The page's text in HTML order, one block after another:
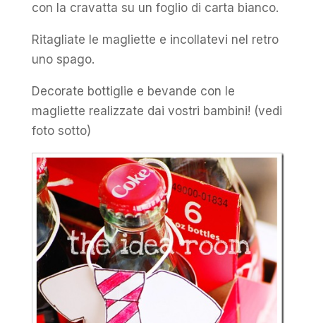
con la cravatta su un foglio di carta bianco.
Ritagliate le magliette e incollatevi nel retro
uno spago.
Decorate bottiglie e bevande con le
magliette realizzate dai vostri bambini! (vedi
foto sotto)